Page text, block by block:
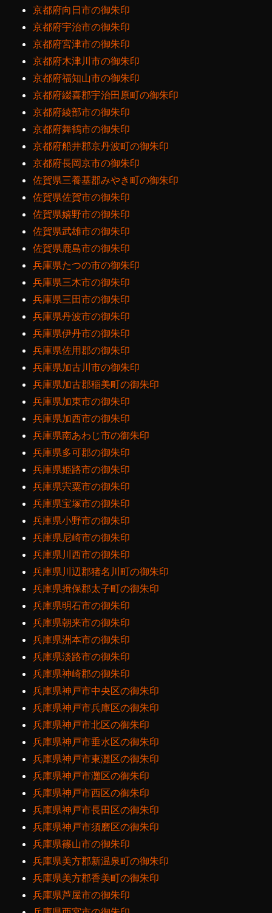
京都府向日市の御朱印
京都府宇治市の御朱印
京都府宮津市の御朱印
京都府木津川市の御朱印
京都府福知山市の御朱印
京都府綴喜郡宇治田原町の御朱印
京都府綾部市の御朱印
京都府舞鶴市の御朱印
京都府船井郡京丹波町の御朱印
京都府長岡京市の御朱印
佐賀県三養基郡みやき町の御朱印
佐賀県佐賀市の御朱印
佐賀県嬉野市の御朱印
佐賀県武雄市の御朱印
佐賀県鹿島市の御朱印
兵庫県たつの市の御朱印
兵庫県三木市の御朱印
兵庫県三田市の御朱印
兵庫県丹波市の御朱印
兵庫県伊丹市の御朱印
兵庫県佐用郡の御朱印
兵庫県加古川市の御朱印
兵庫県加古郡稲美町の御朱印
兵庫県加東市の御朱印
兵庫県加西市の御朱印
兵庫県南あわじ市の御朱印
兵庫県多可郡の御朱印
兵庫県姫路市の御朱印
兵庫県宍粟市の御朱印
兵庫県宝塚市の御朱印
兵庫県小野市の御朱印
兵庫県尼崎市の御朱印
兵庫県川西市の御朱印
兵庫県川辺郡猪名川町の御朱印
兵庫県揖保郡太子町の御朱印
兵庫県明石市の御朱印
兵庫県朝来市の御朱印
兵庫県洲本市の御朱印
兵庫県淡路市の御朱印
兵庫県神崎郡の御朱印
兵庫県神戸市中央区の御朱印
兵庫県神戸市兵庫区の御朱印
兵庫県神戸市北区の御朱印
兵庫県神戸市垂水区の御朱印
兵庫県神戸市東灘区の御朱印
兵庫県神戸市灘区の御朱印
兵庫県神戸市西区の御朱印
兵庫県神戸市長田区の御朱印
兵庫県神戸市須磨区の御朱印
兵庫県篠山市の御朱印
兵庫県美方郡新温泉町の御朱印
兵庫県美方郡香美町の御朱印
兵庫県芦屋市の御朱印